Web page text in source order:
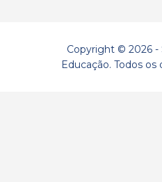
Copyright © 2026 -
Educação. Todos